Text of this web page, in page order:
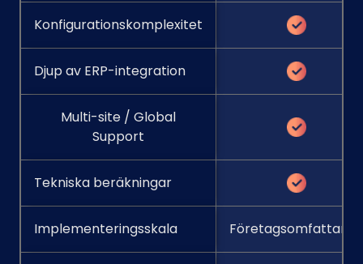
Konfigurationskomplexitet
Djup av ERP-integration
Multi-site / Global
Support
Tekniska beräkningar
Implementeringsskala